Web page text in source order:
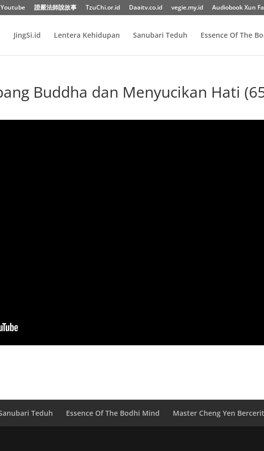
Youtube 證嚴法師說故事 TzuChi.or.id Daaitv.co.id vegie.my.id Audiobook Xun
JingSi.id Lentera Kehidupan Sanubari Teduh Essence Of The
Buddha dan Menyucikan Hati
Teduh Essence Of The Bodhi Mind Master Cheng Yen